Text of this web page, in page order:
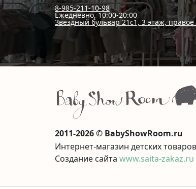
8-985-211-10-98
Ежедневно, 10:00-20:00
Звездный бульвар 21с1, 3 этаж,
2011-2026 © BabyShowRoom.ru
Интернет-магазин детских товаров
Создание сайта www.saita-zakaz.ru